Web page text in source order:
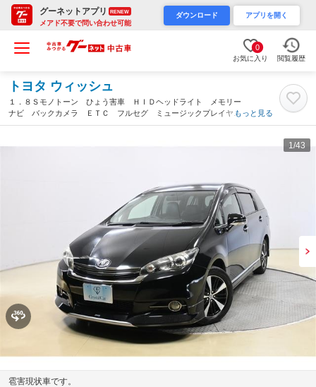
グーネットアプリ RENEW
メアド不要で問い合わせ可能
ダウンロード アプリを開く
0
お気に入り 閲覧履歴
トヨタ ウィッシュ
１．８Ｓモノトーン ひょう害車 ＨＩＤヘッドライト メモリー
ナビ バックカメラ ＥＴＣ フルセグ ミュージックプレイヤー
接続可 ＤＶＤ再生 ＣＤ アルミホイール スマートキー キー
もっと見る
1 /43
雹害現状車です。